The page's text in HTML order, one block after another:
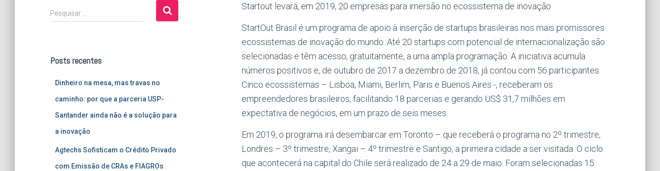
P
e
i
Pesquisar …
Posts recentes
Dinheiro na mesa, mas travas no
caminho: por que a parceria USP-
Santander ainda não é a solução para
a inovação
Agtechs Sofisticam o Crédito Privado
com Emissão de CRAs e FIAGROs
Startout levará, em 2019, 20 empresas para imersão no ecossistema de inovação
StartOut Brasil é um programa de apoio à inserção de startups brasileiras nos mais promissores
ecossistemas de inovação do mundo. Até 20 startups com potencial de internacionalização são
selecionadas e têm acesso, gratuitamente, a uma ampla programação. A iniciativa acumula
números positivos e, de outubro de 2017 a dezembro de 2018, já contou com 56 participantes.
Cinco ecossistemas – Lisboa, Miami, Berlim, Paris e Buenos Aires -, receberam os
empreendedores brasileiros, facilitando 18 parcerias e gerando US$ 31,7 milhões em
expectativa de negócios, em um prazo de seis meses.
Em 2019, o programa irá desembarcar em Toronto – que receberá o programa no 2º trimestre,
Londres – 3º trimestre, Xangai – 4º trimestre e Santigo, a primeira cidade a ser visitada. O ciclo
que acontecerá na capital do Chile será realizado de 24 a 29 de maio. Foram selecionadas 15